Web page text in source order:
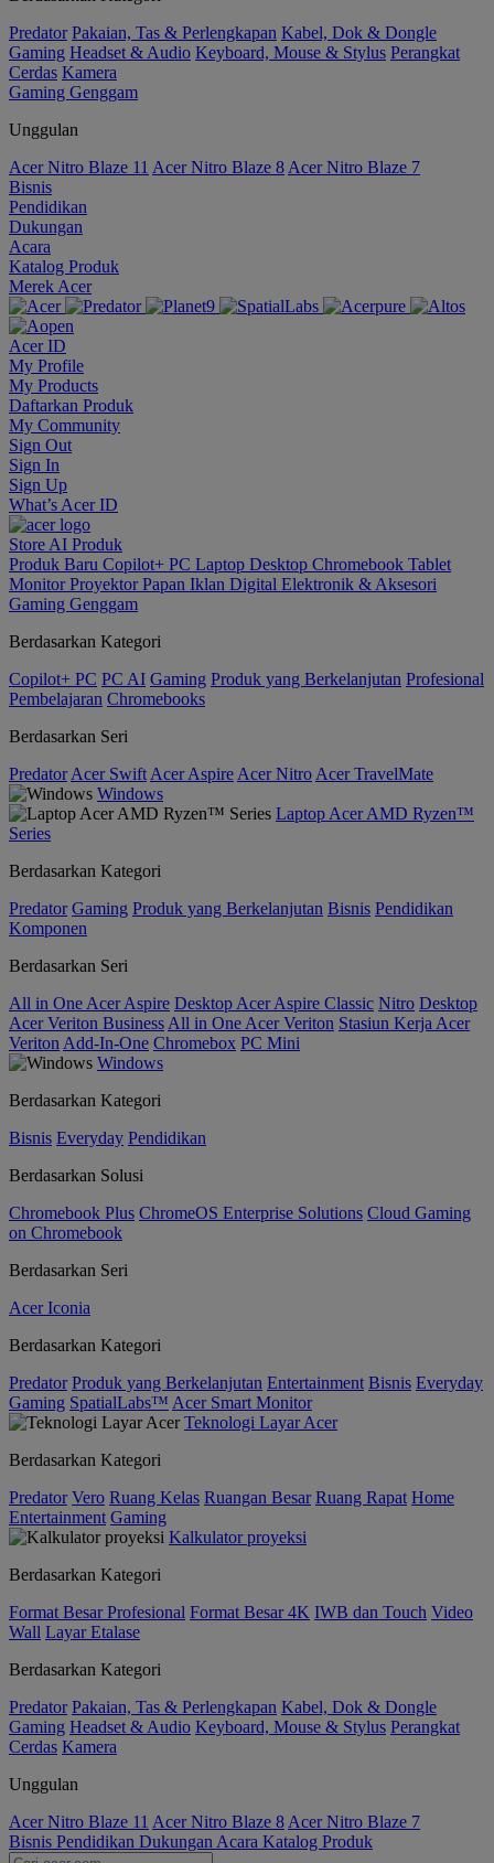
Predator Pakaian, Tas & Perlengkapan Kabel, Dok & Dongle
Gaming Headset & Audio Keyboard, Mouse & Stylus Perangkat
Cerdas Kamera
Gaming Genggam
Unggulan
Acer Nitro Blaze 11 Acer Nitro Blaze 8 Acer Nitro Blaze 7
Bisnis
Pendidikan
Dukungan
Acara
Katalog Produk
Merek Acer
Acer ID
My Profile
My Products
Daftarkan Produk
My Community
Sign Out
Sign In
Sign Up
What’s Acer ID
Store AI Produk
Produk Baru Copilot+ PC Laptop Desktop Chromebook Tablet
MonitorProyektorPapan Iklan Digital Elektronik & Aksesori
Gaming Genggam
Berdasarkan Kategori
Copilot+ PC PC AI Gaming Produk yang Berkelanjutan Profesional
Pembelajaran Chromebooks
Berdasarkan Seri
Predator Acer Swift Acer Aspire Acer Nitro Acer TravelMate
Windows
Laptop Acer AMD Ryzen™
Series
Berdasarkan Kategori
Predator Gaming Produk yang Berkelanjutan Bisnis Pendidikan
Komponen
Berdasarkan Seri
All in One Acer Aspire Desktop Acer Aspire Classic Nitro Desktop
Acer Veriton Business All in One Acer Veriton Stasiun Kerja Acer
Veriton Add-In-One Chromebox PC Mini
Windows
Berdasarkan Kategori
Bisnis Everyday Pendidikan
Berdasarkan Solusi
Chromebook Plus ChromeOS Enterprise Solutions Cloud Gaming
on Chromebook
Berdasarkan Seri
Acer Iconia
Berdasarkan Kategori
Predator Produk yang Berkelanjutan Entertainment Bisnis Everyday
Gaming SpatialLabs™ Acer Smart Monitor
Teknologi Layar Acer
Berdasarkan Kategori
Predator Vero Ruang Kelas Ruangan Besar Ruang Rapat Home
Entertainment Gaming
Kalkulator proyeksi
Berdasarkan Kategori
Format Besar Profesional Format Besar 4K IWB dan Touch Video
Wall Layar Etalase
Berdasarkan Kategori
Predator Pakaian, Tas & Perlengkapan Kabel, Dok & Dongle
Gaming Headset & Audio Keyboard, Mouse & Stylus Perangkat
Cerdas Kamera
Unggulan
Acer Nitro Blaze 11 Acer Nitro Blaze 8 Acer Nitro Blaze 7
Bisnis Pendidikan Dukungan Acara Katalog Produk